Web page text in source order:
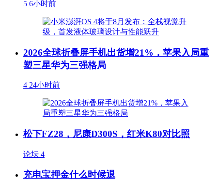
5 6小时前
2026全球折叠屏手机出货增21%，苹果入局重
塑三星华为三强格局
4 24小时前
松下FZ28，尼康D300S，红米K80对比照
论坛 4
充电宝押金什么时候退